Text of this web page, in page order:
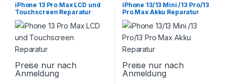
iPhone 13 Pro Max LCD und
Touchscreen Reparatur
Preise nur nach
Anmeldung
iPhone 13/13 Mini /13 Pro/13
Pro Max Akku Reparatur
Preise nur nach
Anmeldung